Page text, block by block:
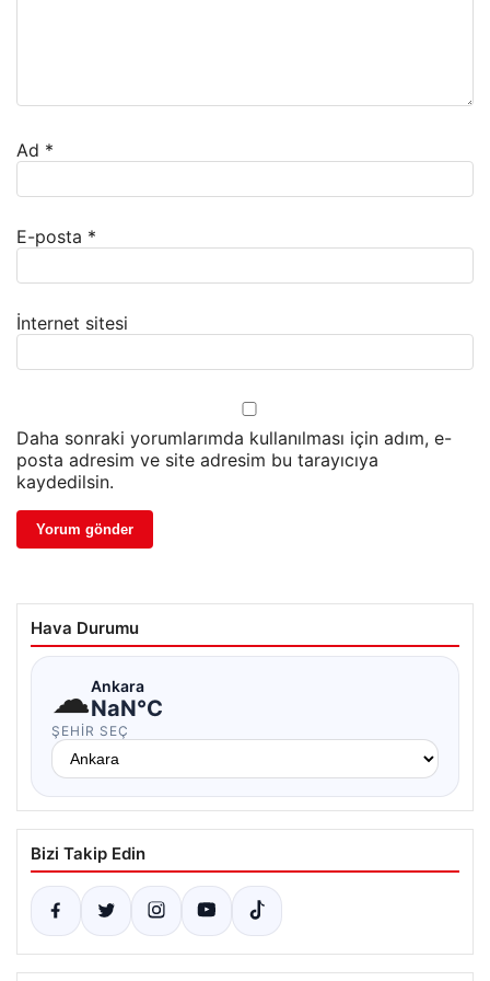
Ad *
E-posta *
İnternet sitesi
Daha sonraki yorumlarımda kullanılması için adım, e-
posta adresim ve site adresim bu tarayıcıya
kaydedilsin.
Hava Durumu
☁Ankara
NaN°C
ŞEHIR SEÇ
Bizi Takip Edin